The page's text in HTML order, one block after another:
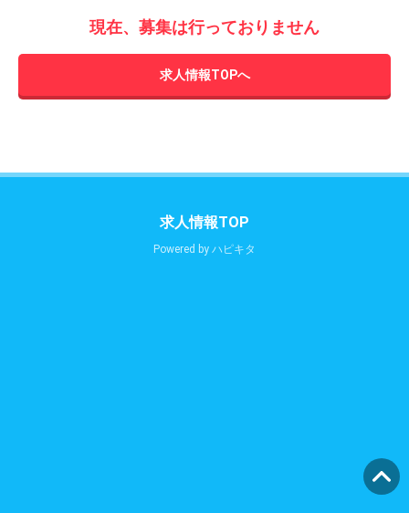
現在、募集は行っておりません
求人情報TOPへ
求人情報TOP
Powered by ハピキタ